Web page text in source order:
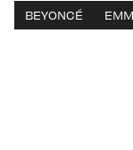
BEYONCÉ